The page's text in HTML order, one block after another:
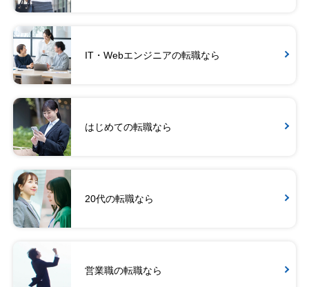
IT・Webエンジニアの転職なら
はじめての転職なら
20代の転職なら
営業職の転職なら